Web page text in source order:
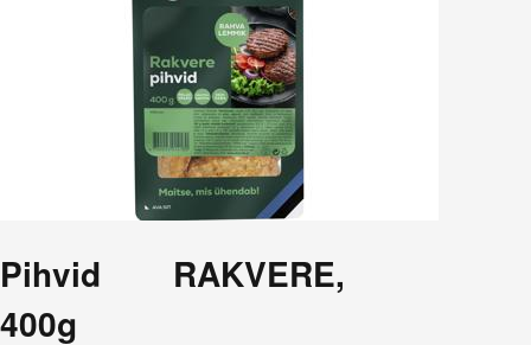
Pihvid RAKVERE,
400g